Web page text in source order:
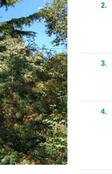
2.
3.
4.